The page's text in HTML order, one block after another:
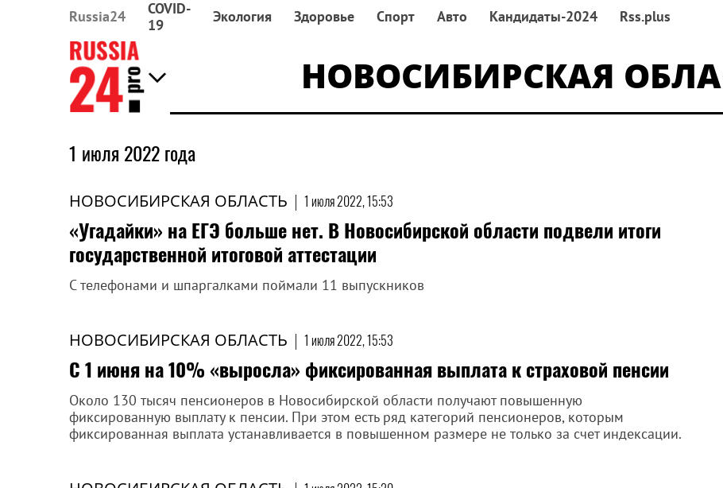
Russia24
COVID-
19
Экология Здоровье Спорт Авто Кандидаты-2024 Rss.plus
НОВОСИБИРСКАЯ
1 июля 2022 года
НОВОСИБИРСКАЯ ОБЛАСТЬ | 1 июля 2022, 15:53
«Угадайки» на ЕГЭ больше нет. В Новосибирской области подвели итоги
государственной итоговой аттестации
С телефонами и шпаргалками поймали 11 выпускников
НОВОСИБИРСКАЯ ОБЛАСТЬ | 1 июля 2022, 15:53
С 1 июня на 10% «выросла» фиксированная выплата к страховой пенсии
Около 130 тысяч пенсионеров в Новосибирской области получают повышенную
фиксированную выплату к пенсии. При этом есть ряд категорий пенсионеров, которым
фиксированная выплата устанавливается в повышенном размере не только за счет индексации.